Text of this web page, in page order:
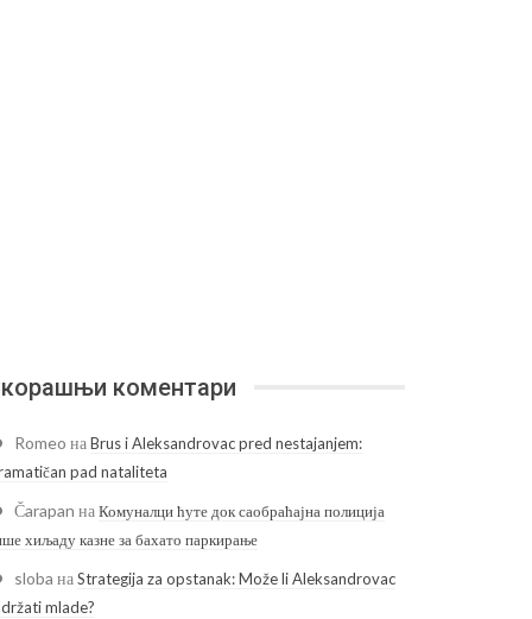
коментари
Romeo наBrus i Aleksandrovac pred nestajanjem:
pad nataliteta
Čarapan наКомуналци ћуте док саобраћајна полиција
хиљаду казне за бахато паркирање
sloba наStrategija za opstanak: Može li Aleksandrovac
mlade?